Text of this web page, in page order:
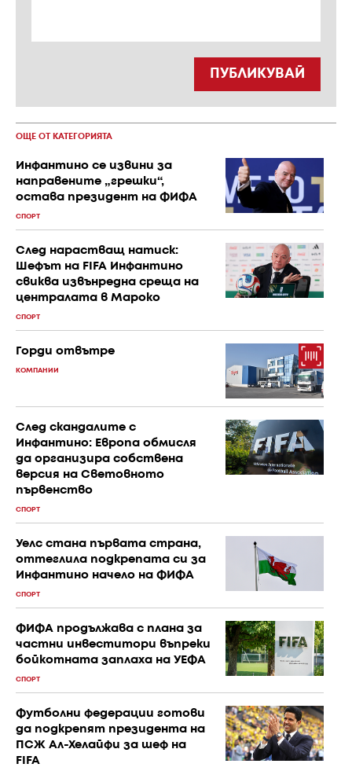
ПУБЛИКУВАЙ
ОЩЕ ОТ КАТЕГОРИЯТА
Инфантино се извини за
направените „грешки“,
остава президент на ФИФА
СПОРТ
След нарастващ натиск:
Шефът на FIFA Инфантино
свиква извънредна среща на
централата в Мароко
СПОРТ
Горди отвътре
КОМПАНИИ
След скандалите с
Инфантино: Европа обмисля
да организира собствена
версия на Световното
първенство
СПОРТ
Уелс стана първата страна,
оттеглила подкрепата си за
Инфантино начело на ФИФА
СПОРТ
ФИФА продължава с плана за
частни инвеститори въпреки
бойкотната заплаха на УЕФА
СПОРТ
Футболни федерации готови
да подкрепят президента на
ПСЖ Ал-Хелайфи за шеф на
FIFA